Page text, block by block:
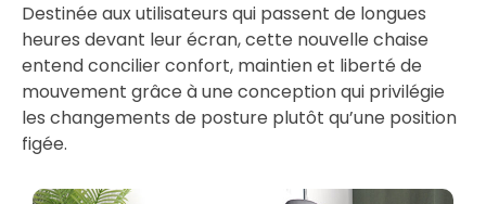
Destinée aux utilisateurs qui passent de longues
heures devant leur écran, cette nouvelle chaise
entend concilier confort, maintien et liberté de
mouvement grâce à une conception qui privilégie
les changements de posture plutôt qu’une position
figée.